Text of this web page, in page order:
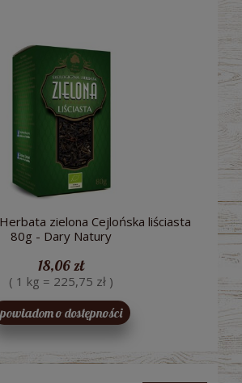
zielona Cejlońska liściasta
80g - Dary Natury
18,06 zł
( 1 kg = 225,75 zł )
powiadom o dostępności